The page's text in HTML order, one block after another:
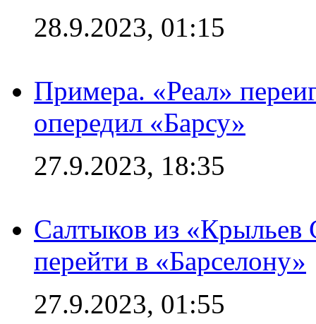
28.9.2023, 01:15
Примера. «Реал»
опередил «Барсу»
27.9.2023, 18:35
Салтыков из «Крыльев
перейти в «Барселону»
27.9.2023, 01:55